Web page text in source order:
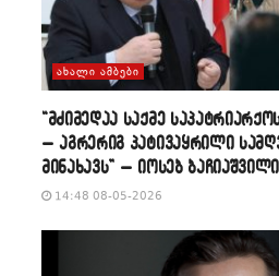
ᲐᲮᲐᲚᲘ ᲐᲛᲑᲔᲑᲘ
“მძიმედაა საქმე
– აგრერიგ პატივაყრილი
მინახავს” – იოსებ ბაჩიაშვილი
14:48 08-05-2026